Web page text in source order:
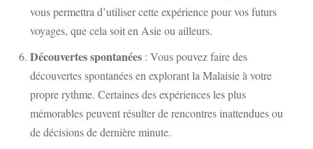
vous permettra d’utiliser cette expérience pour vos futurs
voyages, que cela soit en Asie ou ailleurs.
Découvertes spontanées : Vous pouvez faire des
découvertes spontanées en explorant la Malaisie à votre
propre rythme. Certaines des expériences les plus
mémorables peuvent résulter de rencontres inattendues ou
de décisions de dernière minute.